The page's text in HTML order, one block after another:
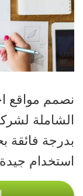
نصمم مواقع
الشاملة
بدرجة فائقة
استخدام